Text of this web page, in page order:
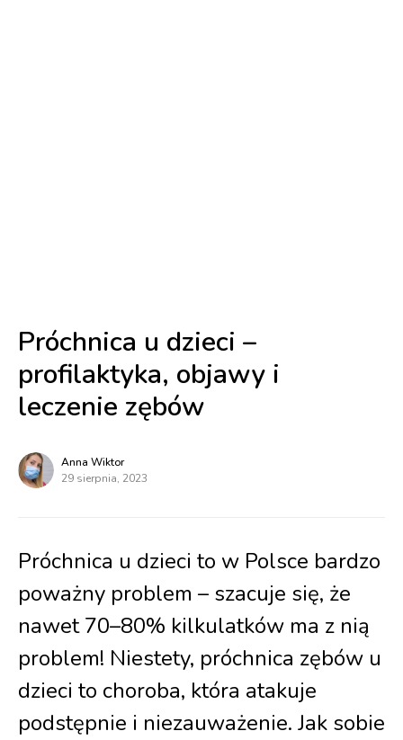
Próchnica u dzieci –
profilaktyka, objawy i
leczenie zębów
Anna Wiktor
29 sierpnia, 2023
Próchnica u dzieci to w Polsce bardzo
poważny problem – szacuje się, że
nawet 70–80% kilkulatków ma z nią
problem! Niestety, próchnica zębów u
dzieci to choroba, która atakuje
podstępnie i niezauważenie. Jak sobie